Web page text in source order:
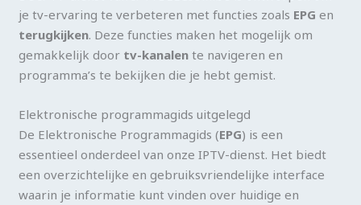
je tv-ervaring te verbeteren met functies zoals EPG en
terugkijken. Deze functies maken het mogelijk om
gemakkelijk door tv-kanalen te navigeren en
programma’s te bekijken die je hebt gemist.
Elektronische programmagids uitgelegd
De Elektronische Programmagids (EPG) is een
essentieel onderdeel van onze IPTV-dienst. Het biedt
een overzichtelijke en gebruiksvriendelijke interface
waarin je informatie kunt vinden over huidige en